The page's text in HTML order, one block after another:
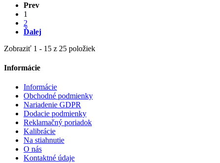
Prev
1
2
Ďalej
Zobraziť 1 - 15 z 25 položiek
Informácie
Informácie
Obchodné podmienky
Nariadenie GDPR
Dodacie podmienky
Reklamačný poriadok
Kalibrácie
Na stiahnutie
O nás
Kontaktné údaje